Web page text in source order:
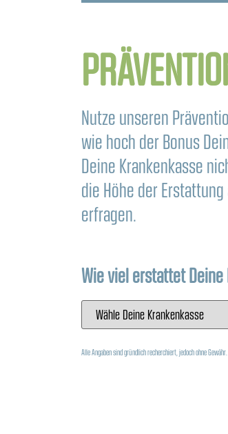
Nutze unseren
wie hoch der Bonus
Deine Krankenkasse
die Höhe der
erfragen.
Wie viel erstattet Deine
Alle Angaben sind gründlich recherchiert, jedoch ohne